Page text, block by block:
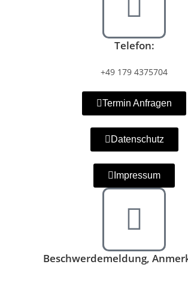
Telefon:
+49 179 4375704
Termin Anfragen
Datenschutz
Impressum
Beschwerdemeldung,